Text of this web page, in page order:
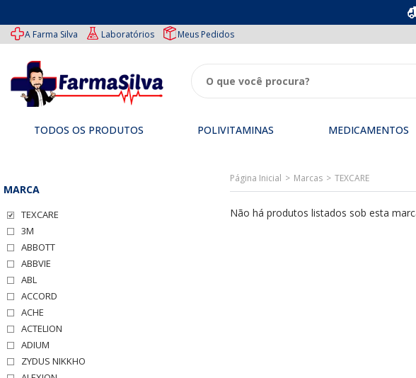
A Farma Silva Laboratórios Meus Pedidos
PRODUTOS
Polivitaminas
Genéricos
Tipos
Medicamentos
Beleza
Performance
TODOS OS PRODUTOS POLIVITAMINAS MEDICAMENTOS
MARCA
TEXCARE
3M
ABBOTT
ABBVIE
ABL
ACCORD
ACHE
ACTELION
ADIUM
ZYDUS NIKKHO
Página Inicial Marcas TEXCARE
Não há produtos listados sob esta